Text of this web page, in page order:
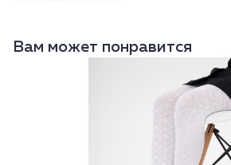
Вам может понравится